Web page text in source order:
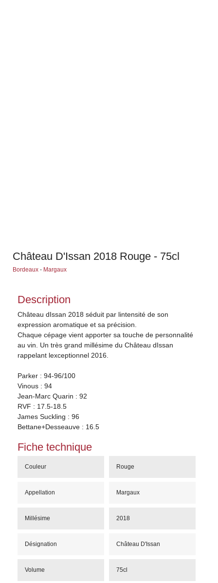
Château D'Issan 2018 Rouge - 75cl
Bordeaux - Margaux
Description
Château dIssan 2018 séduit par lintensité de son
expression aromatique et sa précision.
Chaque cépage vient apporter sa touche de personnalité
au vin. Un très grand millésime du Château dIssan
rappelant lexceptionnel 2016.
Parker : 94-96/100
Vinous : 94
Jean-Marc Quarin : 92
RVF : 17.5-18.5
James Suckling : 96
Bettane+Desseauve : 16.5
Fiche technique
Couleur Rouge
Appellation Margaux
Millésime 2018
Désignation Château D'Issan
Volume 75cl